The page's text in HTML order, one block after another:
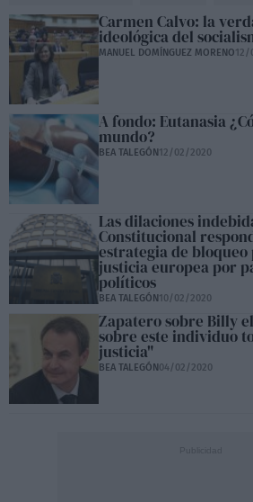
Carmen Calvo: la
ideológica del
MANUEL DOMÍNGUEZ MORENO12/
A fondo: Eutanasia
mundo?
BEA TALEGÓN12/02/2020
Las dilaciones
Constitucional
estrategia de bloqueo
justicia europea por
políticos
BEA TALEGÓN10/02/2020
Zapatero sobre Billy
sobre este individuo
justicia"
BEA TALEGÓN04/02/2020